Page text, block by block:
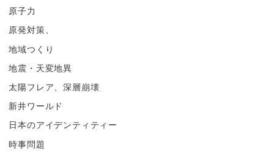
原子力
原発対策、
地域つくり
地震・天変地異
太陽フレア、深層崩壊
新井ワールド
日本のアイデンティティー
時事問題